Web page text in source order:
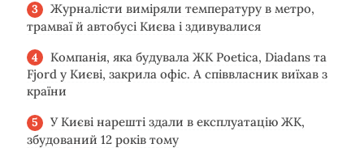
Журналісти виміряли температуру в метро,
трамваї й автобусі Києва і здивувалися
Компанія, яка будувала ЖК Poetica, Diadans та
Fjord у Києві, закрила офіс. А співвласник виїхав з
країни
У Києві нарешті здали в експлуатацію ЖК,
збудований 12 років тому